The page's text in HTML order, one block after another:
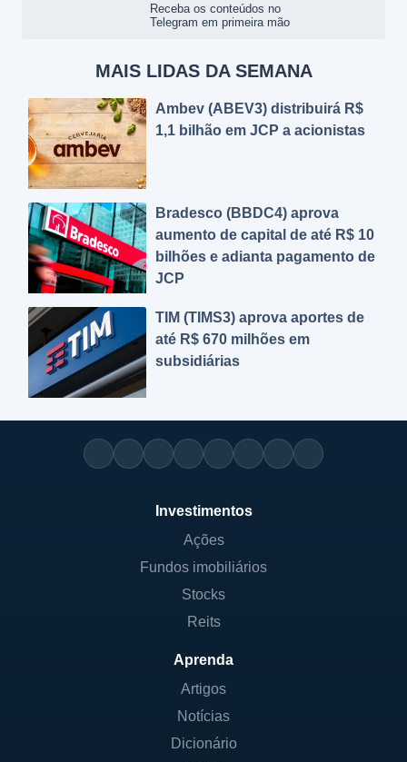
Receba os conteúdos no
Telegram em primeira mão
MAIS LIDAS DA SEMANA
Ambev (ABEV3) distribuirá R$
1,1 bilhão em JCP a acionistas
Bradesco (BBDC4) aprova
aumento de capital de até R$ 10
bilhões e adianta pagamento de
JCP
TIM (TIMS3) aprova aportes de
até R$ 670 milhões em
subsidiárias
Investimentos
Ações
Fundos imobiliários
Stocks
Reits
Aprenda
Artigos
Notícias
Dicionário